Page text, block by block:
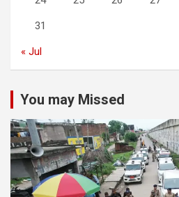
31
« Jul
You may Missed